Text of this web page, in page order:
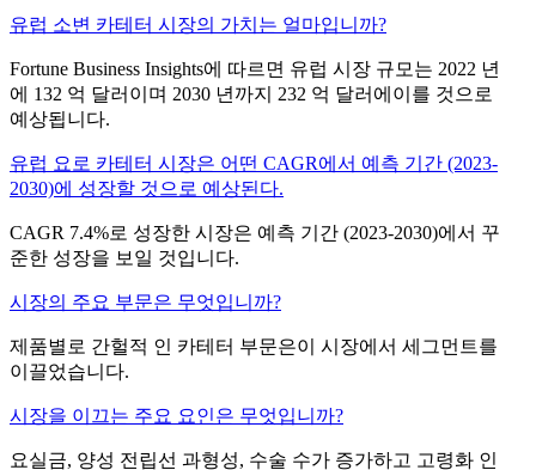
유럽 ​​소변 카테터 시장의 가치는 얼마입니까?
Fortune Business Insights에 따르면 유럽 시장 규모는 2022 년
에 132 억 달러이며 2030 년까지 232 억 달러에이를 것으로
예상됩니다.
유럽 ​​요로 카테터 시장은 어떤 CAGR에서 예측 기간 (2023-
2030)에 성장할 것으로 예상된다.
CAGR 7.4%로 성장한 시장은 예측 기간 (2023-2030)에서 꾸
준한 성장을 보일 것입니다.
시장의 주요 부문은 무엇입니까?
제품별로 간헐적 인 카테터 부문은이 시장에서 세그먼트를
이끌었습니다.
시장을 이끄는 주요 요인은 무엇입니까?
요실금, 양성 전립선 과형성, 수술 수가 증가하고 고령화 인